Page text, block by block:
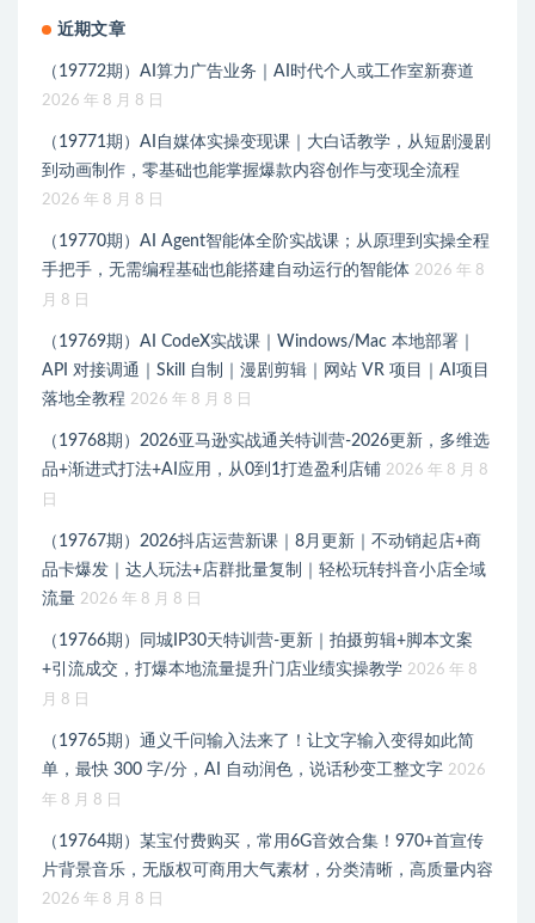
近期文章
（19772期）AI算力广告业务｜AI时代个人或工作室新赛道
2026 年 8 月 8 日
（19771期）AI自媒体实操变现课｜大白话教学，从短剧漫剧
到动画制作，零基础也能掌握爆款内容创作与变现全流程
2026 年 8 月 8 日
（19770期）AI Agent智能体全阶实战课；从原理到实操全程
手把手，无需编程基础也能搭建自动运行的智能体 2026 年 8
月 8 日
（19769期）AI CodeX实战课｜Windows/Mac 本地部署｜
API 对接调通｜Skill 自制｜漫剧剪辑｜网站 VR 项目｜AI项目
落地全教程 2026 年 8 月 8 日
（19768期）2026亚马逊实战通关特训营-2026更新，多维选
品+渐进式打法+AI应用，从0到1打造盈利店铺 2026 年 8 月 8
日
（19767期）2026抖店运营新课｜8月更新｜不动销起店+商
品卡爆发｜达人玩法+店群批量复制｜轻松玩转抖音小店全域
流量 2026 年 8 月 8 日
（19766期）同城IP30天特训营-更新｜拍摄剪辑+脚本文案
+引流成交，打爆本地流量提升门店业绩实操教学 2026 年 8
月 8 日
（19765期）通义千问输入法来了！让文字输入变得如此简
单，最快 300 字/分，AI 自动润色，说话秒变工整文字 2026
年 8 月 8 日
（19764期）某宝付费购买，常用6G音效合集！970+首宣传
片背景音乐，无版权可商用大气素材，分类清晰，高质量内容
2026 年 8 月 8 日